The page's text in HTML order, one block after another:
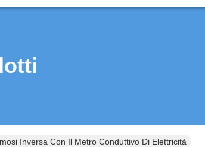
Inversa Con Il Metro Conduttivo Di Elettricità